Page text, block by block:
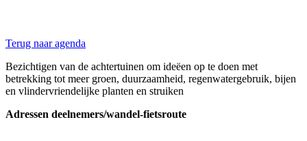
Terug naar agenda
Bezichtigen van de achtertuinen om ideëen op te doen met
betrekking tot meer groen, duurzaamheid, regenwatergebruik, bijen
en vlindervriendelijke planten en struiken
Adressen deelnemers/wandel-fietsroute